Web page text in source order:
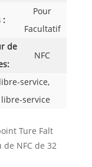
:
Pour
Facultatif
de
NFC
service,
service
Ture Falt
NFC de 32